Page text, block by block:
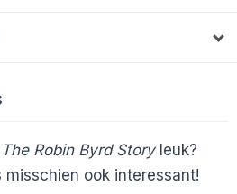
Robin Byrd Storyleuk?
ook interessant!